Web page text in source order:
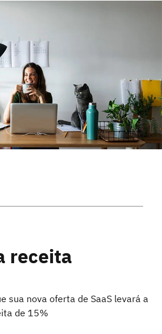
receita
sua nova oferta de SaaS levará a
de 15%